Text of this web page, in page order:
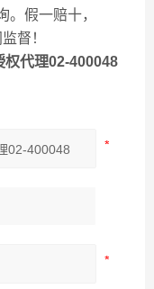
。假一赔十，
督！
权代理02-400048